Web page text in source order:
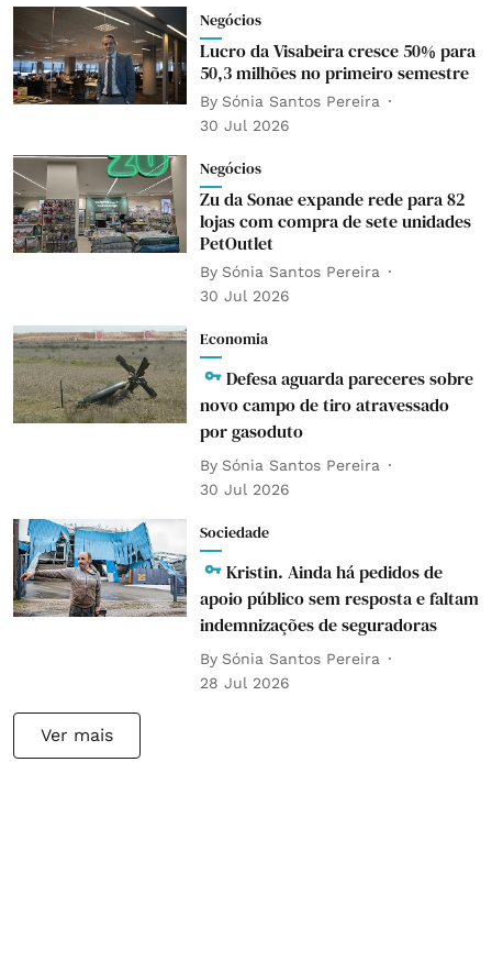
Negócios
Lucro da Visabeira cresce 50% para
50,3 milhões no primeiro semestre
By Sónia Santos Pereira
30 Jul 2026
Negócios
Zu da Sonae expande rede para 82
lojas com compra de sete unidades
PetOutlet
By Sónia Santos Pereira
30 Jul 2026
Economia
Defesa aguarda pareceres sobre
novo campo de tiro atravessado
por gasoduto
By Sónia Santos Pereira
30 Jul 2026
Sociedade
Kristin. Ainda há pedidos de
apoio público sem resposta e faltam
indemnizações de seguradoras
By Sónia Santos Pereira
28 Jul 2026
Ver mais